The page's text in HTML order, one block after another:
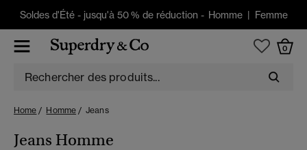
Soldes d'Été -jusqu'à 50 % de réduction - Homme| Femme
0
Home Homme Jeans
Jeans Homme